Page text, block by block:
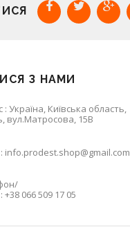
З НАМИ
: Україна, Київська область,
вул.Матросова, 15В
info.prodest.shop@gmail.com
+38 066 509 17 05